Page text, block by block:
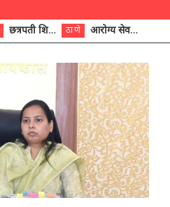
छत्रपती शिवाजी महाराज रुग्णालयात दुर्मिळ ट्युमरची यशस्वी शस्त्रक्रिया ठाणे आरोग्य सेवक (पुरुष) पदावरून ११ कर्मचाऱ्यांना आरोग्य सहाय्यक (पुरुष) पदावर पदोन्नती; मुख्य कार्यकारी अधिकारी रणजित यादव यांच्या हस्ते आदेश वितरण